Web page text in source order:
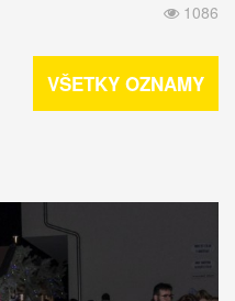
1086
VŠETKY OZNAMY